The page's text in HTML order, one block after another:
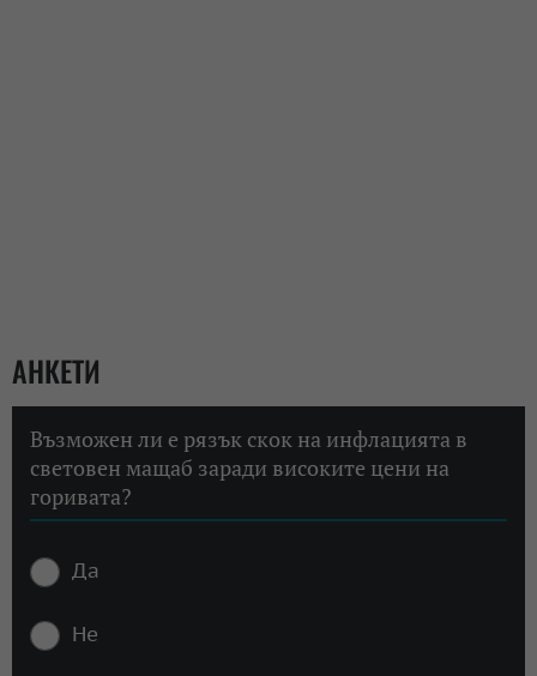
АНКЕТИ
Възможен ли е рязък скок на инфлацията в
световен мащаб заради високите цени на
горивата?
Да
Не